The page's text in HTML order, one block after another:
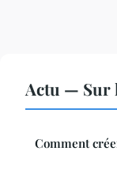
Actu — Sur
Comment